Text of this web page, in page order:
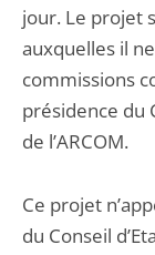
jour. Le projet
auxquelles il
commissions
présidence du
de l’ARCOM.
Ce projet
du Conseil